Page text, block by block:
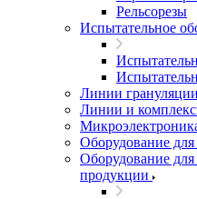
Рельсорезы
Испытательное
Линии грануляции
Линии и
Оборудование для
Оборудование для
продукции